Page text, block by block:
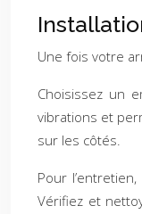
Une fois votre
Choisissez un
vibrations et
sur les côtés.
Pour
Vérifiez et